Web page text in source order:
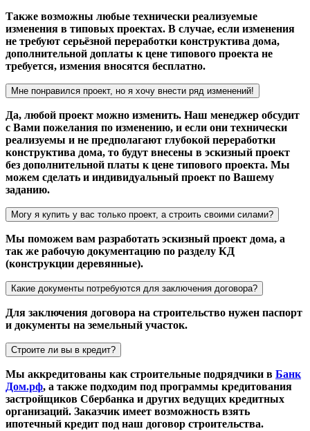
Также возможны любые технически реализуемые
изменения в типовых проектах. В случае, если изменения
не требуют серьёзной переработки конструктива дома,
дополнительной доплаты к цене типового проекта не
требуется, измения вносятся бесплатно.
Мне понравился проект, но я хочу внести ряд изменений!
Да, любой проект можно изменить. Наш менеджер обсудит
с Вами пожелания по изменению, и если они технически
реализуемы и не предполагают глубокой переработки
конструктива дома, то будут внесены в эскизный проект
без дополнительной платы к цене типового проекта. Мы
можем сделать и индивидуальный проект по Вашему
заданию.
Могу я купить у вас только проект, а строить своими силами?
Мы поможем вам разработать эскизный проект дома, а
так же рабочую документацию по разделу КД
(конструкции деревянные).
Какие документы потребуются для заключения договора?
Для заключения договора на строительство нужен паспорт
и документы на земельный участок.
Строите ли вы в кредит?
Мы аккредитованы как строительные подрядчики в Банк
Дом.рф, а также подходим под программы кредитования
застройщиков Сбербанка и других ведущих кредитных
организаций. Заказчик имеет возможность взять
ипотечный кредит под наш договор строительства.